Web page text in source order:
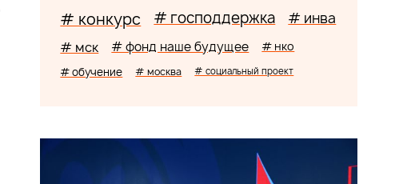
# конкурс # господдержка # инва
# мск # фонд наше будущее # нко
# обучение # москва # социальный проект